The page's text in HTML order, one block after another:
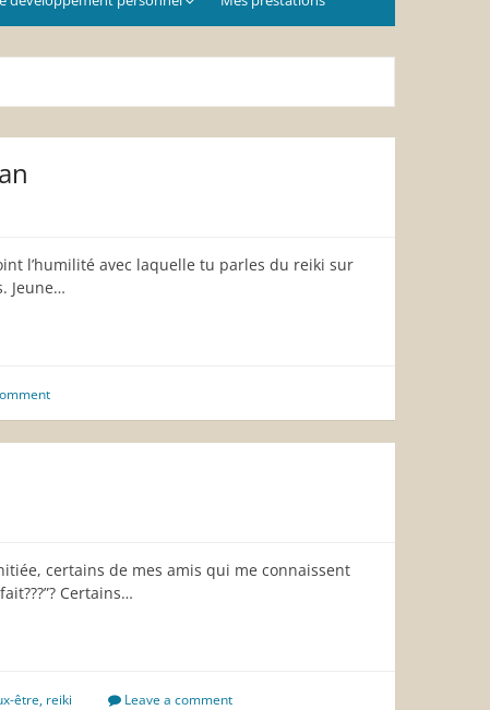
l’humilité avec laquelle tu parles du reiki sur
Jeune…
certains de mes amis qui me connaissent
Certains…
être, reiki Leave a comment